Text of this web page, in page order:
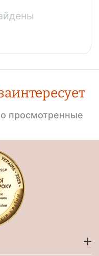
просмотренные